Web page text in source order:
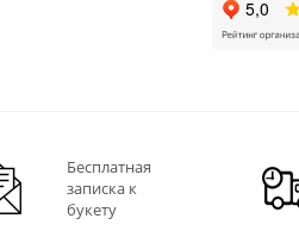
Бесплатная
записка к
букету